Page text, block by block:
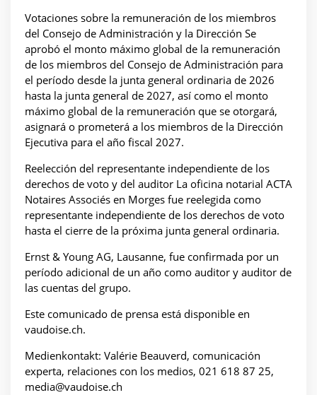
Votaciones sobre la remuneración de los miembros
del Consejo de Administración y la Dirección Se
aprobó el monto máximo global de la remuneración
de los miembros del Consejo de Administración para
el período desde la junta general ordinaria de 2026
hasta la junta general de 2027, así como el monto
máximo global de la remuneración que se otorgará,
asignará o prometerá a los miembros de la Dirección
Ejecutiva para el año fiscal 2027.
Reelección del representante independiente de los
derechos de voto y del auditor La oficina notarial ACTA
Notaires Associés en Morges fue reelegida como
representante independiente de los derechos de voto
hasta el cierre de la próxima junta general ordinaria.
Ernst & Young AG, Lausanne, fue confirmada por un
período adicional de un año como auditor y auditor de
las cuentas del grupo.
Este comunicado de prensa está disponible en
vaudoise.ch.
Medienkontakt: Valérie Beauverd, comunicación
experta, relaciones con los medios, 021 618 87 25,
media@vaudoise.ch